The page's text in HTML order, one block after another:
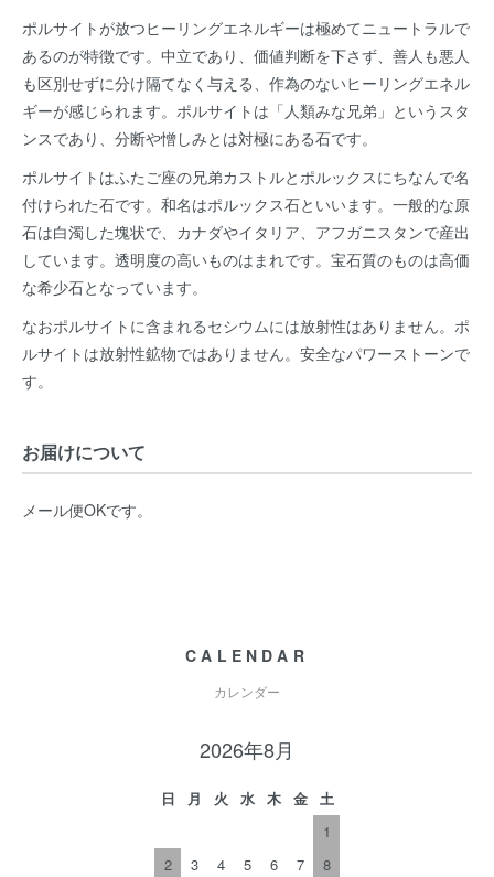
ポルサイトが放つヒーリングエネルギーは極めてニュートラルで
あるのが特徴です。中立であり、価値判断を下さず、善人も悪人
も区別せずに分け隔てなく与える、作為のないヒーリングエネル
ギーが感じられます。ポルサイトは「人類みな兄弟」というスタ
ンスであり、分断や憎しみとは対極にある石です。
ポルサイトはふたご座の兄弟カストルとポルックスにちなんで名
付けられた石です。和名はポルックス石といいます。一般的な原
石は白濁した塊状で、カナダやイタリア、アフガニスタンで産出
しています。透明度の高いものはまれです。宝石質のものは高価
な希少石となっています。
なおポルサイトに含まれるセシウムには放射性はありません。ポ
ルサイトは放射性鉱物ではありません。安全なパワーストーンで
す。
お届けについて
メール便OKです。
CALENDAR
カレンダー
2026年8月
日 月 火 水 木 金
土
1
2
3 4 5 6 7
8